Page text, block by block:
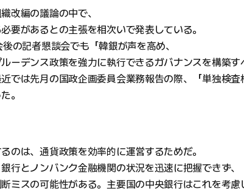
改編の議論の中で、
要があるとの主張を相次いで発表している。
の記者懇談会でも「韓銀が声を高め、
ーデンス政策を強力に執行できるガバナンスを構築す
では先月の国政企画委員会業務報告の際、「単独検査
。
のは、通貨政策を効率的に運営するためだ。
行とノンバンク金融機関の状況を迅速に把握できず、
ミスの可能性がある。主要国の中央銀行はこれを考慮